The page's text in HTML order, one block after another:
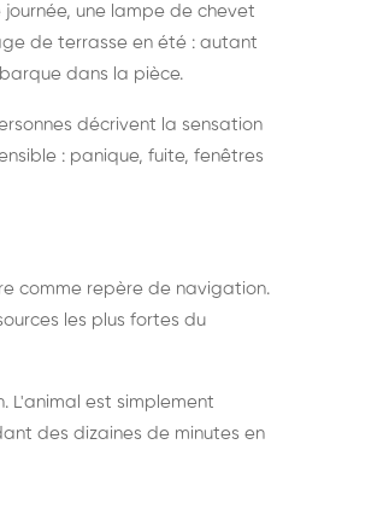
une lampe de chevet
de terrasse en été : autant
dans la pièce.
décrivent la sensation
: panique, fuite, fenêtres
comme repère de navigation.
les plus fortes du
L'animal est simplement
des dizaines de minutes en